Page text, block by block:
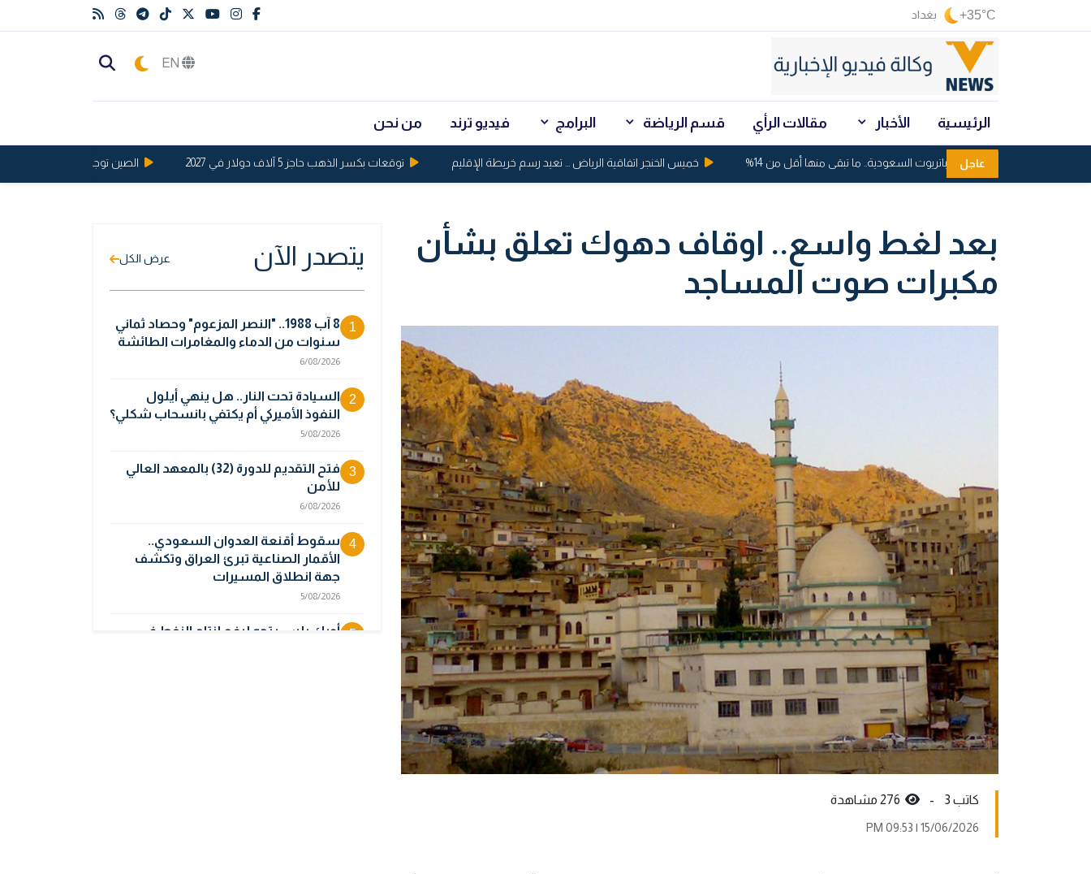
+35°C بغداد
الرئيسية الأخبار مقالات الرأي قسم الرياضة البرامج فيديو ترند من نحن
عاجل
استنزاف صواريخ باتريوت السعودية.. ما تبقى منها أقل من 14% خميس الخنجر اتفاقية الرياض ... تعيد رسم خريطة الإقليم توقعات بكسر الذهب حاجز 5 آلاف دولار في 2027 الصين توجه ضربة قوية للولايات
بعد لغط واسع.. اوقاف دهوك تعلق بشأن
مكبرات صوت المساجد
كاتب 3 -
15/06/2026 | 09:53 PM
يتصدر الآن عرض الكل
1
8 آب 1988.. "النصر المزعوم" وحصاد ثماني
سنوات من الدماء والمغامرات الطائشة
6/08/2026
2
السيادة تحت النار.. هل ينهي أيلول
النفوذ الأميركي أم يكتفي بانسحاب شكلي؟
5/08/2026
3
فتح التقديم للدورة (32) بالمعهد العالي
للأمن
6/08/2026
4
سقوط أقنعة العدوان السعودي..
الأقمار الصناعية تبرئ العراق وتكشف
جهة انطلاق المسيرات
5/08/2026
5
أوبك بلس يتجه لرفع إنتاج النفط في